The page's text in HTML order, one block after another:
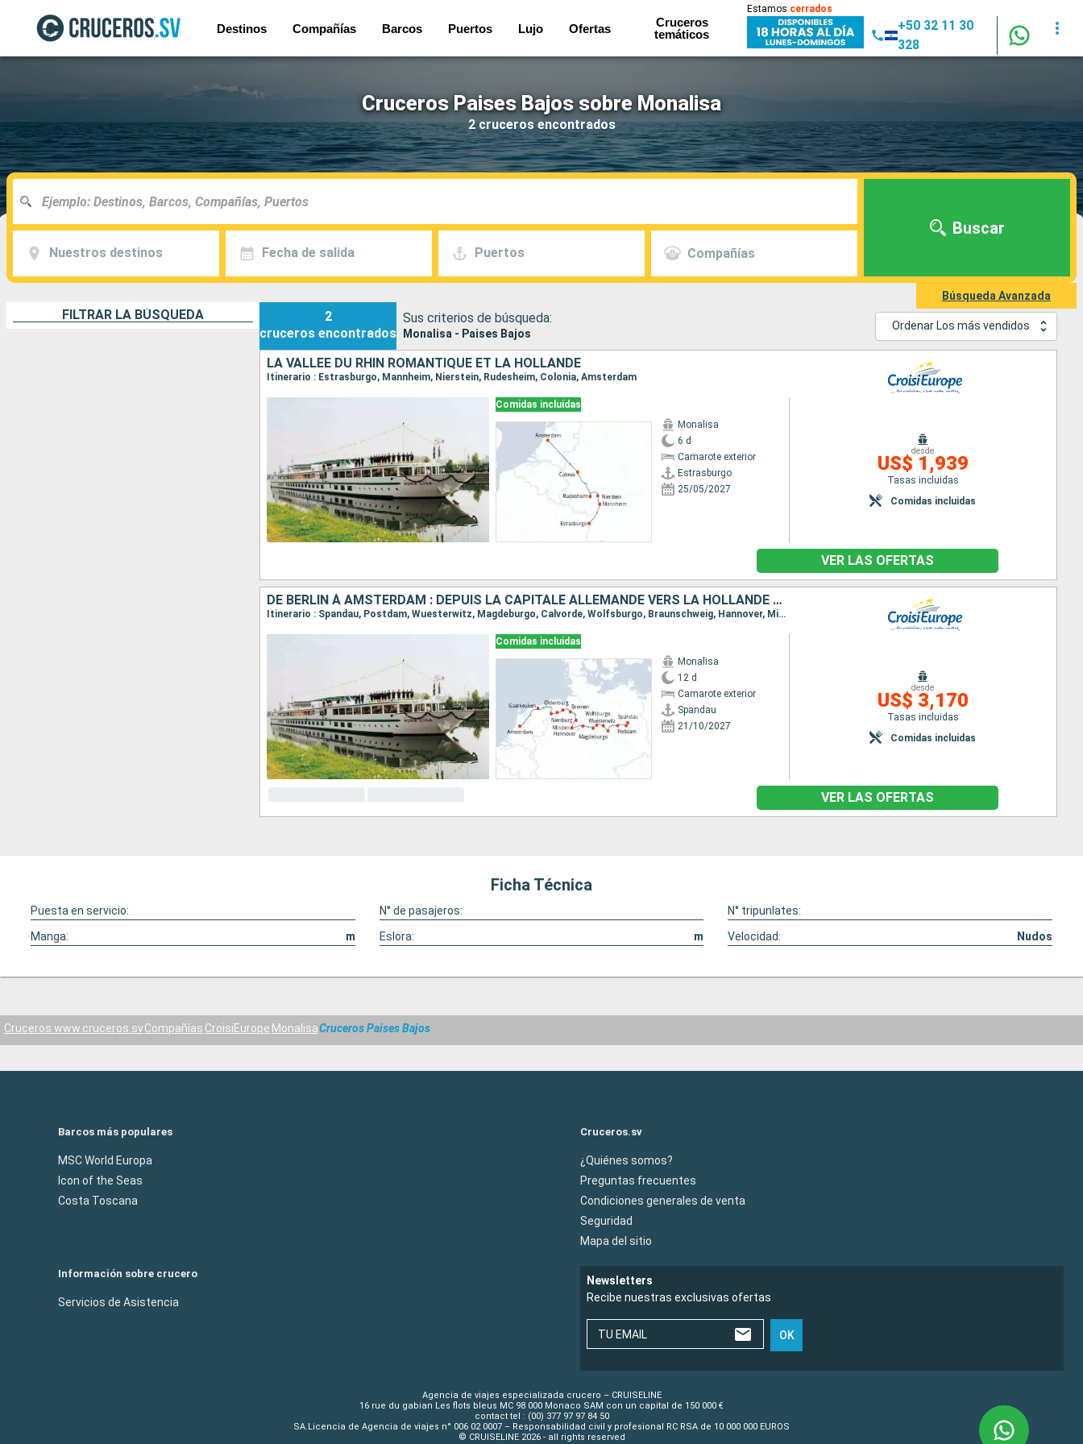
Destinos Compañías Barcos Puertos Lujo Ofertas
Cruceros
temáticos
Estamos cerrados
+50 32 11 30
328
Cruceros Paises Bajos sobre Monalisa
2 cruceros encontrados
Nuestros destinos Fecha de salida Puertos Compañías
Buscar
Búsqueda Avanzada
FILTRAR LA BÚSQUEDA
2
cruceros encontrados
Sus criterios de búsqueda:
Monalisa - Paises Bajos
Ordenar Los más vendidos
LA VALLÉE DU RHIN ROMANTIQUE ET LA HOLLANDE
Itinerario : Estrasburgo, Mannheim, Nierstein, Rudesheim, Colonia, Amsterdam
Comidas incluidas
Monalisa
6 d
Camarote exterior
Estrasburgo
25/05/2027
desde
US$ 1,939
Tasas incluidas
Comidas incluidas
VER LAS OFERTAS
DE BERLIN À AMSTERDAM : DEPUIS LA CAPITALE ALLEMANDE VERS LA HOLLANDE ET SES CANAUX
Itinerario : Spandau, Postdam, Wuesterwitz, Magdeburgo, Calvorde, Wolfsburgo, Braunschweig, Hannover, Minden, Nienburg, Hoja, Bremen, Oldenburg, Kustenkanale, Bollingerfähr, Gaarkeuken, Amsterdam
Comidas incluidas
Monalisa
12 d
Camarote exterior
Spandau
21/10/2027
desde
US$ 3,170
Tasas incluidas
Comidas incluidas
VER LAS OFERTAS
Ficha Técnica
Puesta en servicio: N° de pasajeros:
N° tripunlates:
Manga:
m Eslora: m Velocidad: Nudos
Cruceros www.cruceros.svCompañías CroisiEurope MonalisaCruceros Paises Bajos
Barcos más populares
MSC World Europa
Icon of the Seas
Costa Toscana
Cruceros.sv
¿Quiénes somos?
Preguntas frecuentes
Condiciones generales de venta
Seguridad
Mapa del sitio
Información sobre crucero
Servicios de Asistencia
Newsletters
Recibe nuestras exclusivas ofertas
TU EMAIL OK
Agencia de viajes especializada crucero – CRUISELINE
16 rue du gabian Les flots bleus MC 98 000 Monaco SAM con un capital de 150 000 €
contact tel : (00) 377 97 97 84 50
SA.Licencia de Agencia de viajes n° 006 02 0007 – Responsabilidad civil y profesional RC RSA de 10 000 000 EUROS
© CRUISELINE 2026 - all rights reserved